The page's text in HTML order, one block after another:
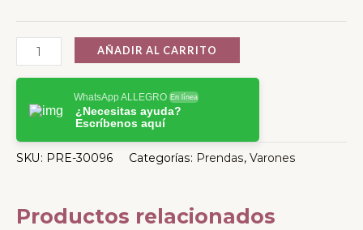
AÑADIR AL CARRITO
WhatsApp ALLEGRO En línea
¿Necesitas ayuda?
Escríbenos aquí
SKU: PRE-30096 Categorías: Prendas, Varones
Productos relacionados